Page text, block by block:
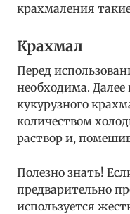
крахмаления
Крахмал
Перед
необходима. Далее
кукурузного
количеством
раствор и,
Полезно знать!
предварительно
используется